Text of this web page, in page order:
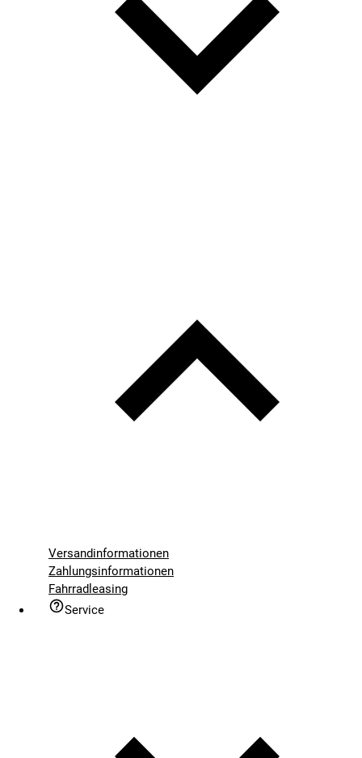
Versandinformationen
Zahlungsinformationen
Fahrradleasing
Service